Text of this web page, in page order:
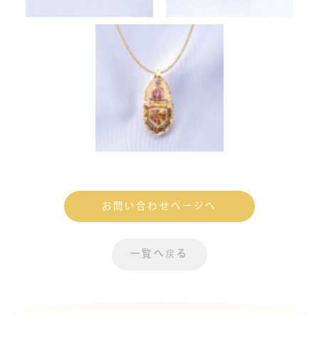
お問い合わせページへ
一覧へ戻る